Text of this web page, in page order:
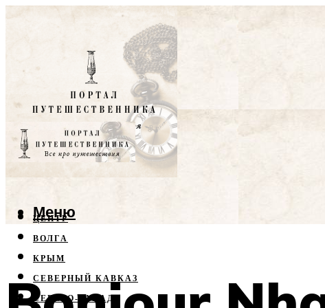
ЦЕНТР
ВОЛГА
КРЫМ
СЕВЕРНЫЙ КАВКАЗ
СЕВЕРО-ЗАПАД
Меню